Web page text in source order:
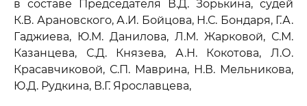
в составе Председателя В.Д. Зорькина, судей
К.В. Арановского, А.И. Бойцова, Н.С. Бондаря, Г.А.
Гаджиева, Ю.М. Данилова, Л.М. Жарковой, С.М.
Казанцева, С.Д. Князева, А.Н. Кокотова, Л.О.
Красавчиковой, С.П. Маврина, Н.В. Мельникова,
Ю.Д. Рудкина, В.Г. Ярославцева,